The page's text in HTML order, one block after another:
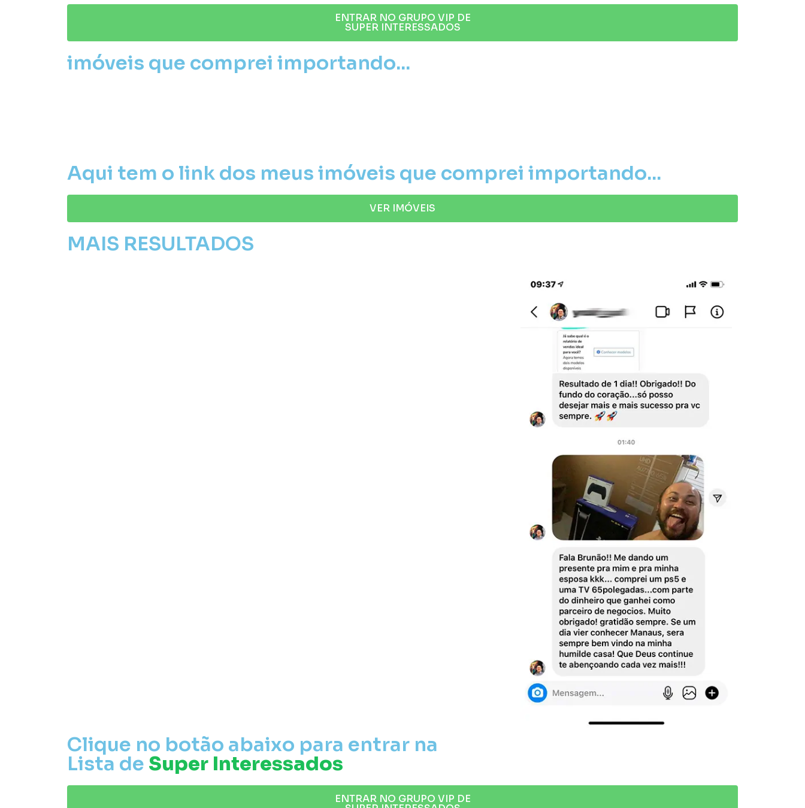
ENTRAR NO GRUPO VIP DE
SUPER INTERESSADOS
imóveis que comprei importando...
Aqui tem o link dos meus imóveis que comprei importando...
VER IMÓVEIS
MAIS RESULTADOS
Clique no botão abaixo para entrar na
Lista de Super Interessados
ENTRAR NO GRUPO VIP DE